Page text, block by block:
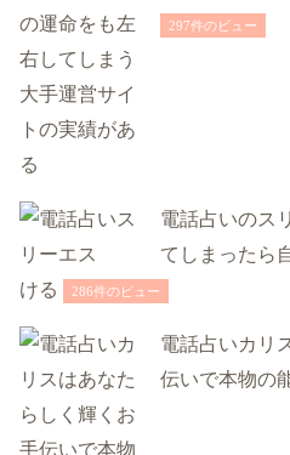
297件のビュー
電話占いのス
てしまったら
ける
286件のビュー
電話占いカリ
伝いで本物の